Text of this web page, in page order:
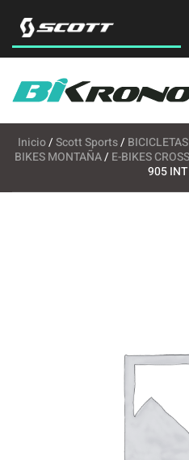
Inicio/Scott Sports/ BICICLETAS
BIKES MONTAÑA/ E-BIKES
905